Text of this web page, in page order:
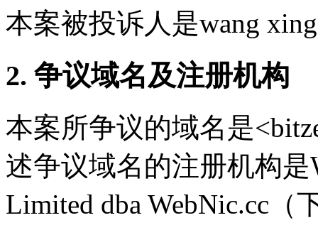
本案被投诉人是wang
2. 争议域名及注册机构
本案所争议的域名是
述争议域名的注册机构是
Limited dba WebNic.cc（